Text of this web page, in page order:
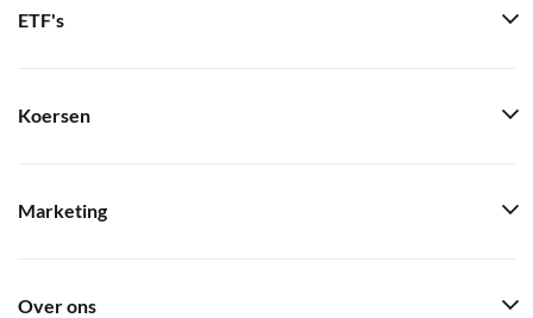
ETF's
Koersen
Marketing
Over ons